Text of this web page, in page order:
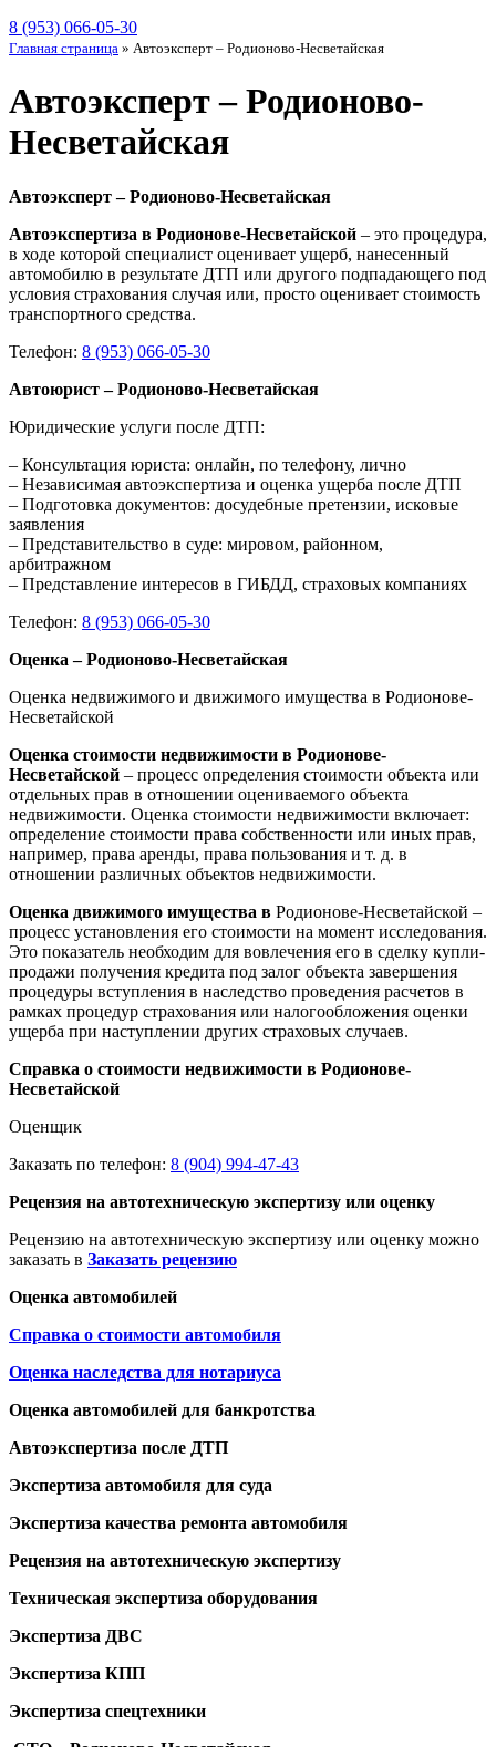
8 (953) 066-05-30
Главная страница » Автоэксперт – Родионово-Несветайская
Автоэксперт – Родионово-
Несветайская
Автоэксперт – Родионово-Несветайская
Автоэкспертиза в Родионове-Несветайской – это процедура,
в ходе которой специалист оценивает ущерб, нанесенный
автомобилю в результате ДТП или другого подпадающего под
условия страхования случая или, просто оценивает стоимость
транспортного средства.
Телефон: 8 (953) 066-05-30
Автоюрист – Родионово-Несветайская
Юридические услуги после ДТП:
– Консультация юриста: онлайн, по телефону, лично
– Независимая автоэкспертиза и оценка ущерба после ДТП
– Подготовка документов: досудебные претензии, исковые
заявления
– Представительство в суде: мировом, районном,
арбитражном
– Представление интересов в ГИБДД, страховых компаниях
Телефон: 8 (953) 066-05-30
Оценка – Родионово-Несветайская
Оценка недвижимого и движимого имущества в Родионове-
Несветайской
Оценка стоимости недвижимости в Родионове-
Несветайской – процесс определения стоимости объекта или
отдельных прав в отношении оцениваемого объекта
недвижимости. Оценка стоимости недвижимости включает:
определение стоимости права собственности или иных прав,
например, права аренды, права пользования и т. д. в
отношении различных объектов недвижимости.
Оценка движимого имущества в Родионове-Несветайской –
процесс установления его стоимости на момент исследования.
Это показатель необходим для вовлечения его в сделку купли-
продажи получения кредита под залог объекта завершения
процедуры вступления в наследство проведения расчетов в
рамках процедур страхования или налогообложения оценки
ущерба при наступлении других страховых случаев.
Справка о стоимости недвижимости в Родионове-
Несветайской
Оценщик
Заказать по телефон: 8 (904) 994-47-43
Рецензия на автотехническую экспертизу или оценку
Рецензию на автотехническую экспертизу или оценку можно
заказать в Заказать рецензию
Оценка автомобилей
Справка о стоимости автомобиля
Оценка наследства для нотариуса
Оценка автомобилей для банкротства
Автоэкспертиза после ДТП
Экспертиза автомобиля для суда
Экспертиза качества ремонта автомобиля
Рецензия на автотехническую экспертизу
Техническая экспертиза оборудования
Экспертиза ДВС
Экспертиза КПП
Экспертиза спецтехники